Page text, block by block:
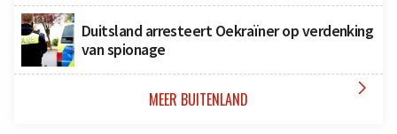
Duitsland arresteert Oekraïner op verdenking
van spionage
MEER BUITENLAND 